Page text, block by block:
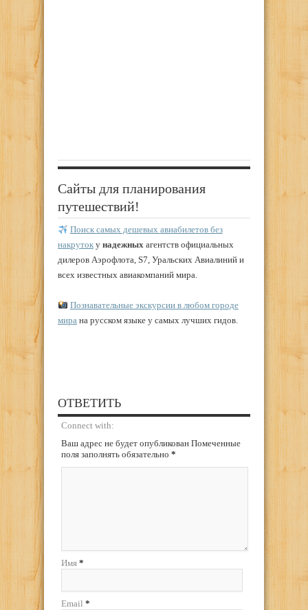
Сайты для планирования
путешествий!
Поиск самых дешевых авиабилетов без
накруток у надежных агентств официальных
дилеров Аэрофлота, S7, Уральских Авиалиний и
всех известных авиакомпаний мира.
Познавательные экскурсии в любом городе
мира на русском языке у самых лучших гидов.
ОТВЕТИТЬ
Connect with:
Ваш адрес не будет опубликован Помеченные
поля заполнять обязательно *
Имя *
Email *